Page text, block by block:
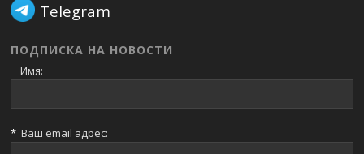
Telegram
ПОДПИСКА НА НОВОСТИ
Имя:
* Ваш email адрес: